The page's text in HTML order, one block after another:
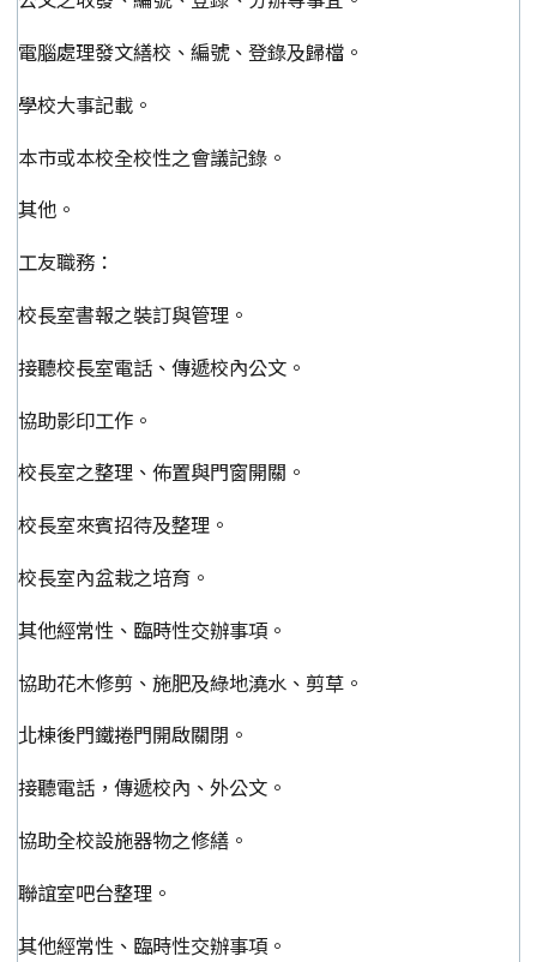
電腦處理發文繕校、編號、登錄及歸檔。
學校大事記載。
本市或本校全校性之會議記錄。
其他。
工友職務：
校長室書報之裝訂與管理。
接聽校長室電話、傳遞校內公文。
協助影印工作。
校長室之整理、佈置與門窗開關。
校長室來賓招待及整理。
校長室內盆栽之培育。
其他經常性、臨時性交辦事項。
協助花木修剪、施肥及綠地澆水、剪草。
北棟後門鐵捲門開啟關閉。
接聽電話，傳遞校內、外公文。
協助全校設施器物之修繕。
聯誼室吧台整理。
其他經常性、臨時性交辦事項。